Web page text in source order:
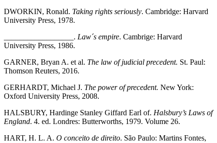
DWORKIN, Ronald. Taking rights seriously. Cambridge: Harvard
University Press, 1978.
__________________. Law´s empire. Cambrige: Harvard
University Press, 1986.
GARNER, Bryan A. et al. The law of judicial precedent. St. Paul:
Thomson Reuters, 2016.
GERHARDT, Michael J. The power of precedent. New York:
Oxford University Press, 2008.
HALSBURY, Hardinge Stanley Giffard Earl of. Halsbury’s Laws of
England. 4. ed. Londres: Butterworths, 1979. Volume 26.
HART, H. L. A. O conceito de direito. São Paulo: Martins Fontes,